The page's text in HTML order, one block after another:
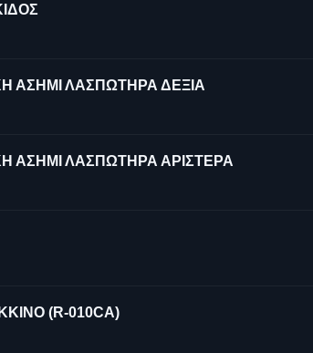
ΑΣΗΜΙ ΛΑΣΠΩΤΗΡΑ ΔΕΞΙΑ
ΑΣΗΜΙ ΛΑΣΠΩΤΗΡΑ ΑΡΙΣΤΕΡΑ
(R-010CA)